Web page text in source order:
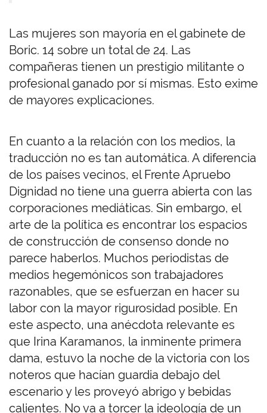
Las mujeres son mayoría en el gabinete de
Boric. 14 sobre un total de 24. Las
compañeras tienen un prestigio militante o
profesional ganado por sí mismas. Esto exime
de mayores explicaciones.
En cuanto a la relación con los medios, la
traducción no es tan automática. A diferencia
de los países vecinos, el Frente Apruebo
Dignidad no tiene una guerra abierta con las
corporaciones mediáticas. Sin embargo, el
arte de la política es encontrar los espacios
de construcción de consenso donde no
parece haberlos. Muchos periodistas de
medios hegemónicos son trabajadores
razonables, que se esfuerzan en hacer su
labor con la mayor rigurosidad posible. En
este aspecto, una anécdota relevante es
que Irina Karamanos, la inminente primera
dama, estuvo la noche de la victoria con los
noteros que hacían guardia debajo del
escenario y les proveyó abrigo y bebidas
calientes. No va a torcer la ideología de un